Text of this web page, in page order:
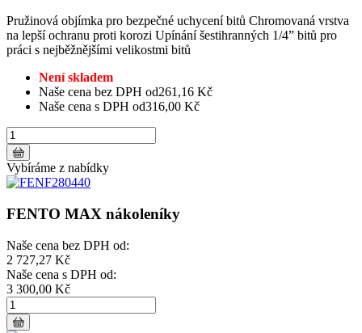
Pružinová objímka pro bezpečné uchycení bitů Chromovaná vrstva
na lepší ochranu proti korozi Upínání šestihranných 1/4” bitů pro
práci s nejběžnějšími velikostmi bitů
Není skladem
Naše cena bez DPH od261,16 Kč
Naše cena s DPH od316,00 Kč
Vybíráme z nabídky
FENTO MAX nákoleníky
Naše cena bez DPH od:
2 727,27 Kč
Naše cena s DPH od:
3 300,00 Kč